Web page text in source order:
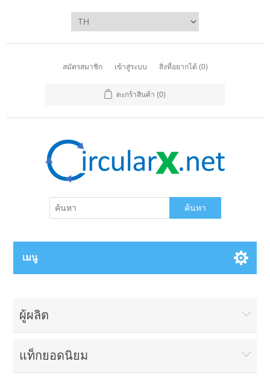
สมัครสมาชิก เข้าสู่ระบบ สิ่งที่อยากได้ (0)
ตะกร้าสินค้า (0)
ค้นหา
เมนู
ผู้ผลิต
แท็กยอดนิยม